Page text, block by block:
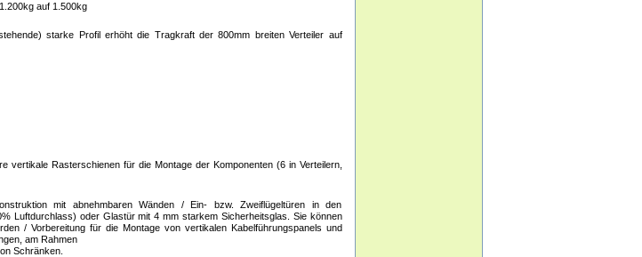
auf 1.500kg
starke Profil erhöht die Tragkraft der 800mm breiten Verteiler auf
vertikale Rasterschienen für die Montage der Komponenten (6 in Verteilern,
mit abnehmbaren Wänden / Ein- bzw. Zweiflügeltüren in den
Luftdurchlass) oder Glastür mit 4 mm starkem Sicherheitsglas. Sie können
/ Vorbereitung für die Montage von vertikalen Kabelführungspanels und
am Rahmen
Schränken.